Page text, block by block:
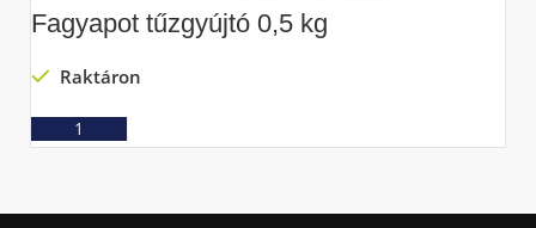
Fagyapot tűzgyújtó 0,5 kg
Raktáron